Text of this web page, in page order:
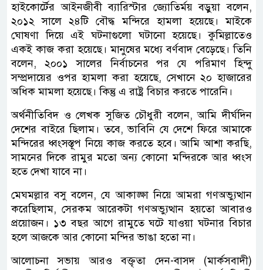
হাইকোর্টের আইনজীবী ব্যারিস্টার জ্যোতির্ময় বড়ুয়া বলেন,
২০১২ সালে ২৪টি বৌদ্ধ মন্দিরে হামলা হয়েছে। মাইকে
ঘোষণা দিয়ে এই ঘটনাগুলো ঘটানো হয়েছে। কুমিল্লাতেও
একই কাজ করা হয়েছে। মানুষের মধ্যে বর্ণবাদ বেড়েছে। তিনি
বলেন, ২০০১ সালের নির্বাচনের পর যে পরিমাণ হিন্দু
সম্প্রদায়ের ওপর হামলা করা হয়েছে, সেখানে ২০ হাজারের
অধিক মামলা হয়েছে। কিন্তু এ রাষ্ট্র বিচার করতে পারেনি।
অর্থনীতিবিদ ও লেখক সুজিত চৌধুরী বলেন, আমি দীর্ঘদিন
দেশের বাইরে ছিলাম। তবে, ভাবিনি যে দেশে ফিরে আমাকে
মন্দিরের ধ্বংসস্তূপ নিয়ে কাজ করতে হবে। আমি আশা করছি,
সামনের দিকে রামুর মতো অন্য কোনো মন্দিরকে আর ধ্বংস
হতে দেখা যাবে না।
মেঘমল্লার বসু বলেন, যে আকাঙ্ক্ষা নিয়ে আমরা গণঅভ্যুত্থান
করেছিলাম, সেরকম আরেকটা গণঅভ্যুত্থান হয়তো আবারও
প্রয়োজন। ১৩ বছর আগে রামুতে ঘটে যাওয়া ঘটনার বিচার
হলে আজকে আর কোনো মন্দির ভাঙা হতো না।
আলোচনা সভায় আরও বক্তৃতা দেন-বাসদ (মার্কসবাদী)